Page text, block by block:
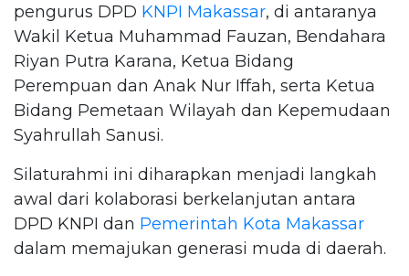
pengurus DPD KNPI Makassar, di antaranya
Wakil Ketua Muhammad Fauzan, Bendahara
Riyan Putra Karana, Ketua Bidang
Perempuan dan Anak Nur Iffah, serta Ketua
Bidang Pemetaan Wilayah dan Kepemudaan
Syahrullah Sanusi.
Silaturahmi ini diharapkan menjadi langkah
awal dari kolaborasi berkelanjutan antara
DPD KNPI dan Pemerintah Kota Makassar
dalam memajukan generasi muda di daerah.